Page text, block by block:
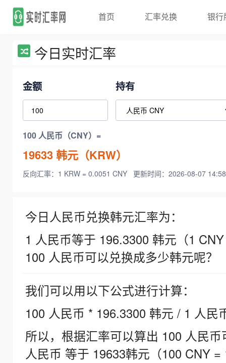
首页 汇率兑换 银行
今日实时汇率
金额 持有
100 人民币（CNY）=
19633韩元（KRW）
反向汇率：1 KRW = 0.0051 CNY 更新时间：2026-08-07
今日人民币兑换韩元汇率为：
1 人民币等于 196.3300 韩元（1
100 人民币可以兑换成多少韩元呢？
我们可以用以下公式进行计算：
100 人民币 * 196.3300 韩元 / 1 人民
所以，根据汇率可以算出 100 人民
人民币 等于 19633韩元（100 CNY =